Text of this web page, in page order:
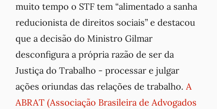
muito tempo o STF tem “alimentado a sanha
reducionista de direitos sociais” e destacou
que a decisão do Ministro Gilmar
desconfigura a própria razão de ser da
Justiça do Trabalho - processar e julgar
ações oriundas das relações de trabalho. A
ABRAT (Associação Brasileira de Advogados